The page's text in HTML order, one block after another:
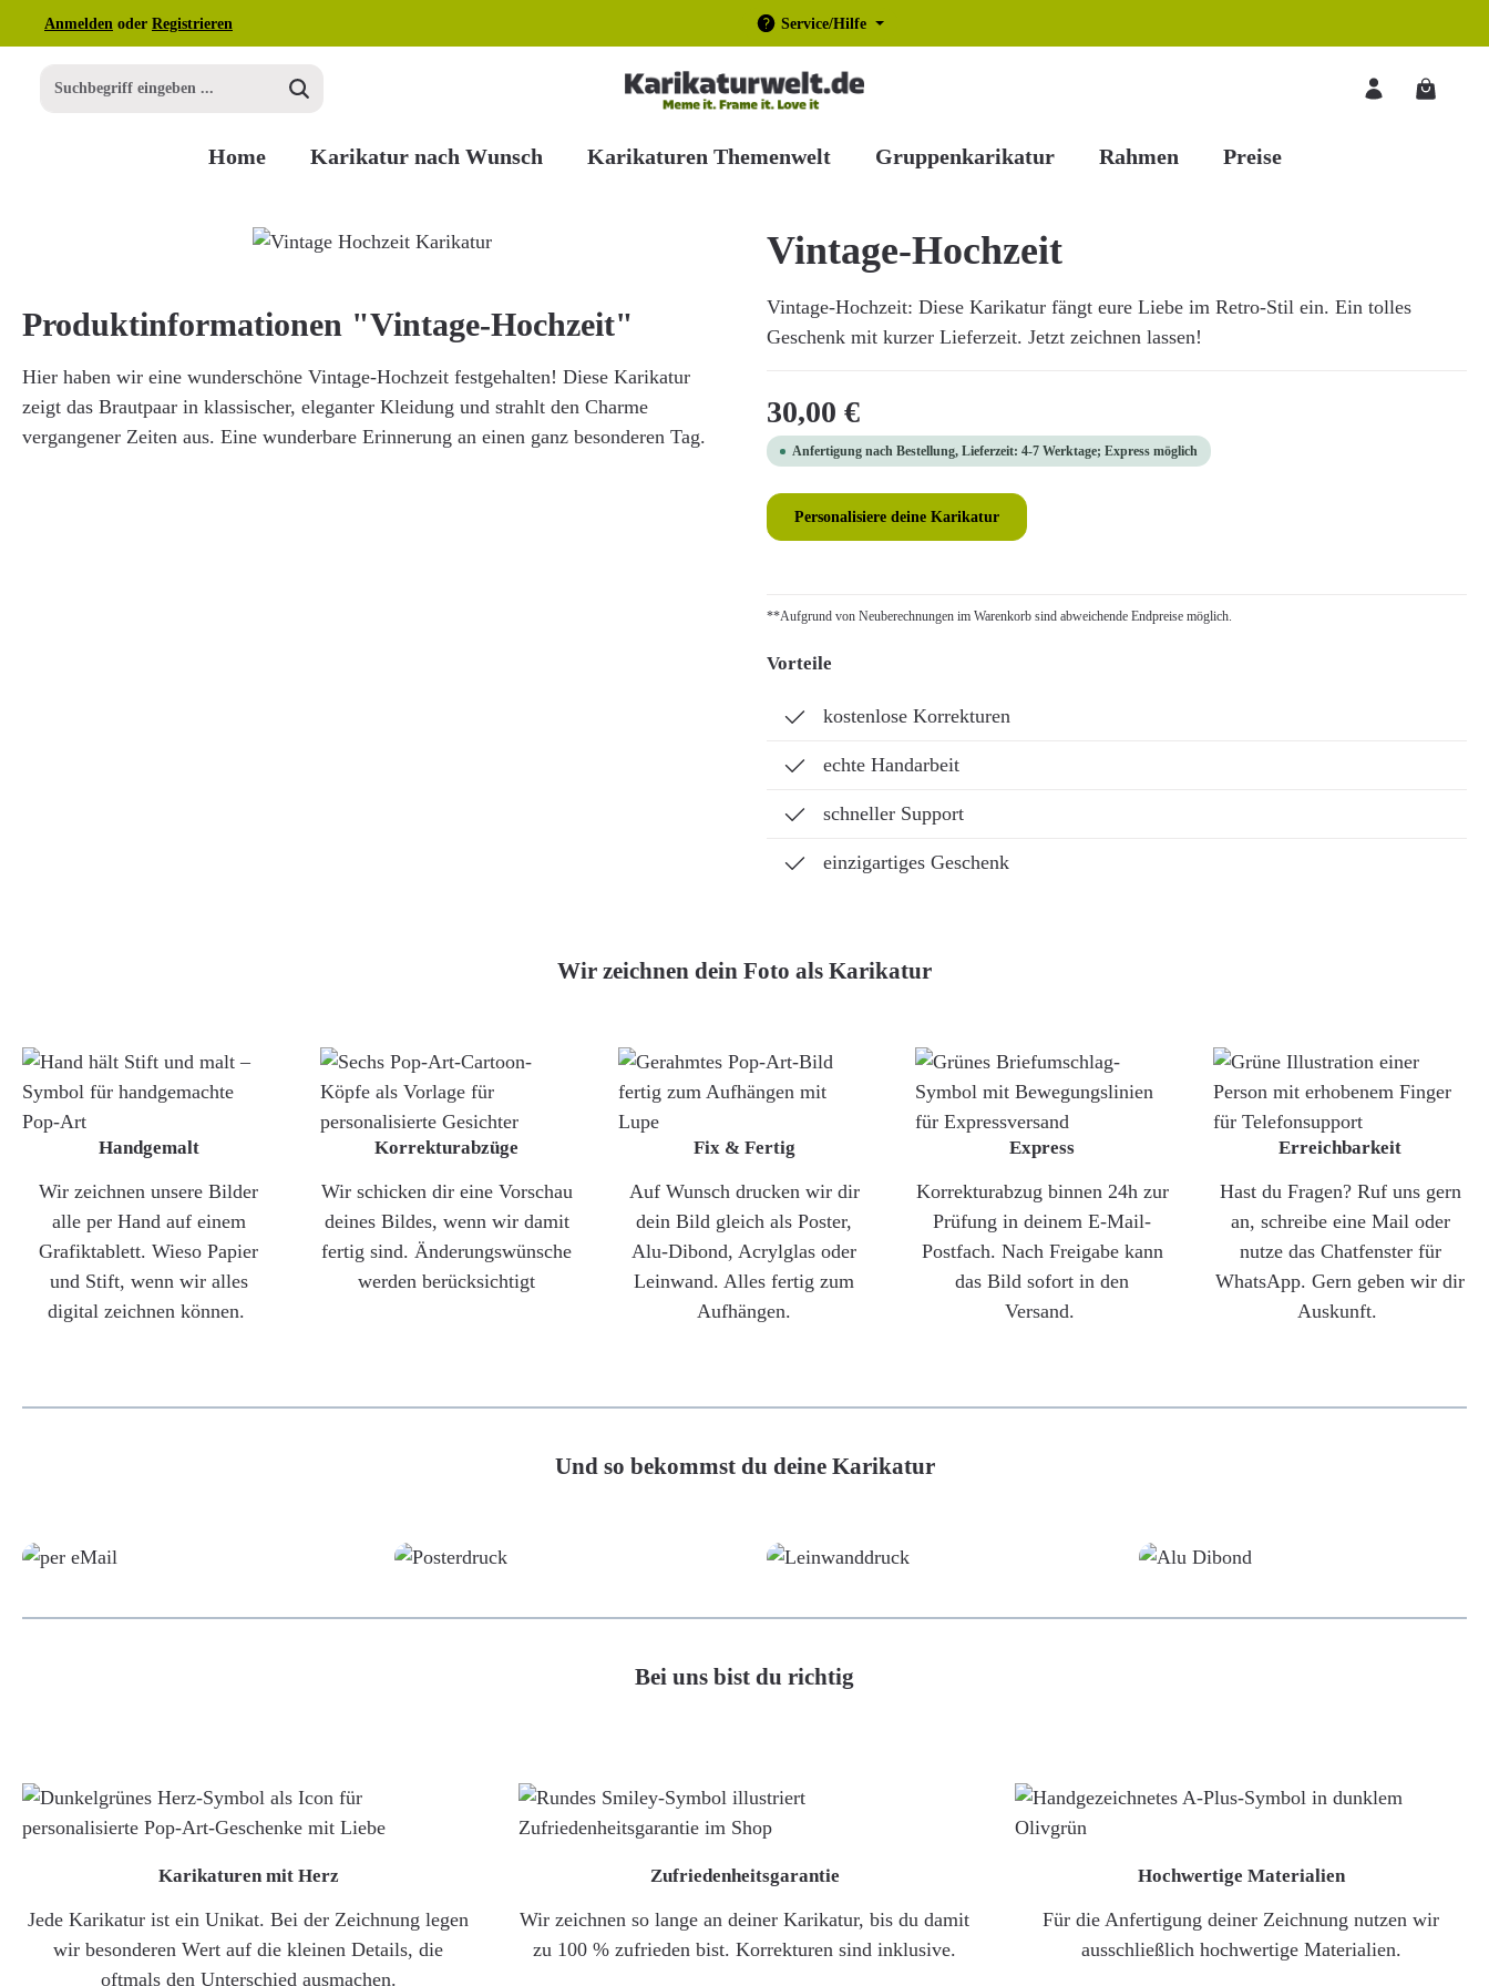
Hauptinhalt springen
Zur Suche springen
Zur Hauptnavigation springen
Anmelden oder Registrieren Service/Hilfe
Home Karikatur nach Wunsch Karikaturen Themenwelt Gruppenkarikatur Rahmen Preise
Vintage-Hochzeit
Vintage-Hochzeit: Diese Karikatur fängt eure Liebe im Retro-Stil ein. Ein tolles
Geschenk mit kurzer Lieferzeit. Jetzt zeichnen lassen!
Regulärer Preis:
30,00 €
Anfertigung nach Bestellung, Lieferzeit: 4-7 Werktage; Express möglich
Personalisiere deine Karikatur
**Aufgrund von Neuberechnungen im Warenkorb sind abweichende Endpreise möglich.
Vorteile
kostenlose Korrekturen
echte Handarbeit
schneller Support
einzigartiges Geschenk
Produktinformationen "Vintage-Hochzeit"
Hier haben wir eine wunderschöne Vintage-Hochzeit festgehalten! Diese Karikatur
zeigt das Brautpaar in klassischer, eleganter Kleidung und strahlt den Charme
vergangener Zeiten aus. Eine wunderbare Erinnerung an einen ganz besonderen Tag.
Wir zeichnen dein Foto als Karikatur
Handgemalt
Wir zeichnen unsere Bilder
alle per Hand auf einem
Grafiktablett. Wieso Papier
und Stift, wenn wir alles
digital zeichnen können.
Korrekturabzüge
Wir schicken dir eine Vorschau
deines Bildes, wenn wir damit
fertig sind. Änderungswünsche
werden berücksichtigt
Fix & Fertig
Auf Wunsch drucken wir dir
dein Bild gleich als Poster,
Alu-Dibond, Acrylglas oder
Leinwand. Alles fertig zum
Aufhängen.
Express
Korrekturabzug binnen 24h zur
Prüfung in deinem E-Mail-
Postfach. Nach Freigabe kann
das Bild sofort in den
Versand.
Erreichbarkeit
Hast du Fragen? Ruf uns gern
an, schreibe eine Mail oder
nutze das Chatfenster für
WhatsApp. Gern geben wir dir
Auskunft.
Und so bekommst du deine Karikatur
Bei uns bist du richtig
Karikaturen mit Herz
Jede Karikatur ist ein Unikat. Bei der Zeichnung legen
wir besonderen Wert auf die kleinen Details, die
oftmals den Unterschied ausmachen.
Zufriedenheitsgarantie
Wir zeichnen so lange an deiner Karikatur, bis du damit
zu 100 % zufrieden bist. Korrekturen sind inklusive.
Hochwertige Materialien
Für die Anfertigung deiner Zeichnung nutzen wir
ausschließlich hochwertige Materialien.